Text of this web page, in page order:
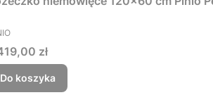
zł
Do koszyka